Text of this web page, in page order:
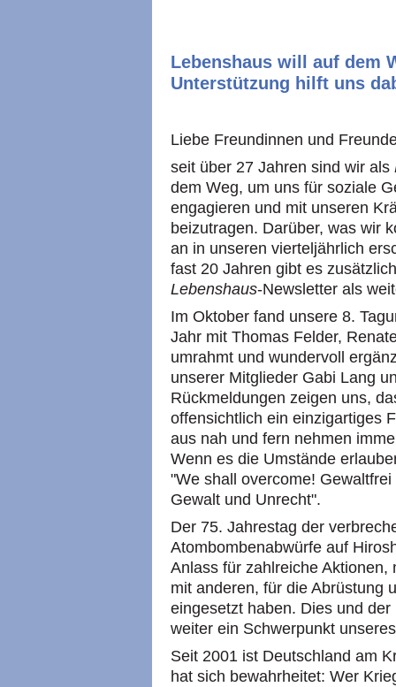
Lebenshaus will auf dem
Unterstützung hilft uns
Liebe Freundinnen und
seit über 27 Jahren sind wir als
dem Weg, um uns für soziale
engagieren und mit unseren
beizutragen. Darüber, was wir
an in unseren vierteljährlich
fast 20 Jahren gibt es
Lebenshaus-Newsletter als
Im Oktober fand unsere 8.
Jahr mit Thomas Felder,
umrahmt und wundervoll
unserer Mitglieder Gabi Lang
Rückmeldungen zeigen uns,
offensichtlich ein einzigartiges
aus nah und fern nehmen
Wenn es die Umstände
"We shall overcome!
Gewalt und Unrecht".
Der 75. Jahrestag der
Atombombenabwürfe auf
Anlass für zahlreiche
mit anderen, für die Abrüstung
eingesetzt haben. Dies und
weiter ein Schwerpunkt
Seit 2001 ist Deutschland am
hat sich bewahrheitet: Wer